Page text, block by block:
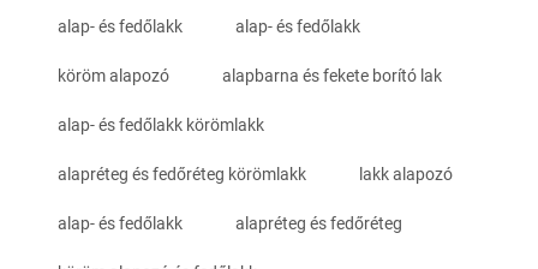
alap- és fedőlakk alap- és fedőlakk
köröm alapozó alapbarna és fekete borító lak
alap- és fedőlakk körömlakk
alapréteg és fedőréteg körömlakk lakk alapozó
alap- és fedőlakk alapréteg és fedőréteg